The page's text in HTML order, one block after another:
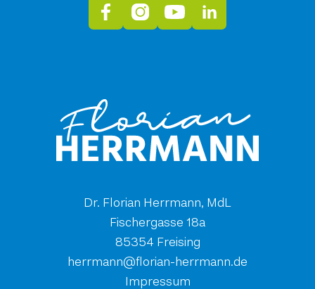
Dr. Florian Herrmann, MdL
Fischergasse 18a
85354 Freising
ed.nnamrreh-nairolf@nnamrreh
Impressum